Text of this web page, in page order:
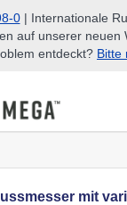
0| Internationale
auf unserer neuen
entdeckt? Bitte
mit